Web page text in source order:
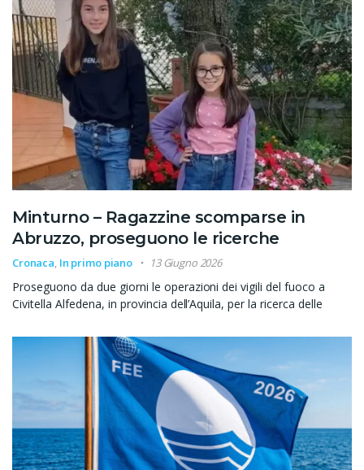
Minturno – Ragazzine scomparse in
Abruzzo, proseguono le ricerche
Cronaca, In primo piano 13 Giugno 2026
Proseguono da due giorni le operazioni dei vigili del fuoco a
Civitella Alfedena, in provincia dell’Aquila, per la ricerca delle